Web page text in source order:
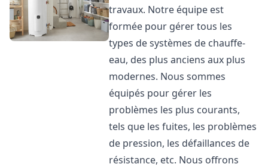
travaux. Notre équipe est
formée pour gérer tous les
types de systèmes de chauffe-
eau, des plus anciens aux plus
modernes. Nous sommes
équipés pour gérer les
problèmes les plus courants,
tels que les fuites, les problèmes
de pression, les défaillances de
résistance, etc. Nous offrons